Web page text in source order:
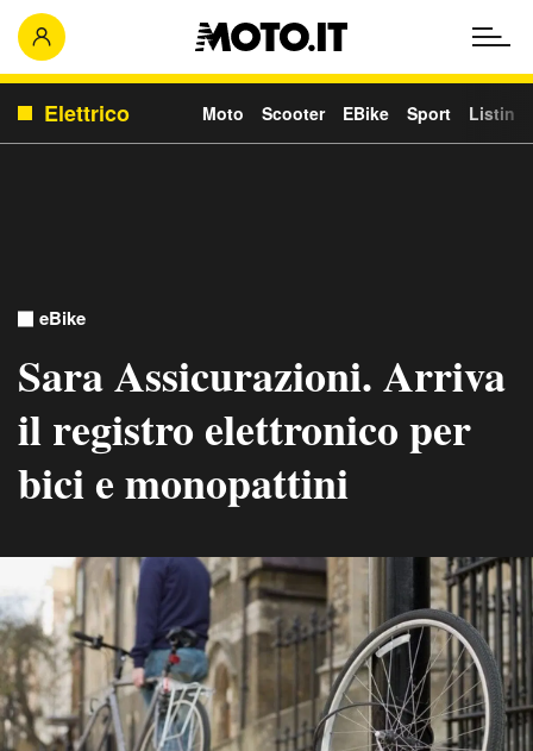
Elettrico Moto Scooter EBike Sport Listino
eBike
Sara Assicurazioni. Arriva
il registro elettronico per
bici e monopattini